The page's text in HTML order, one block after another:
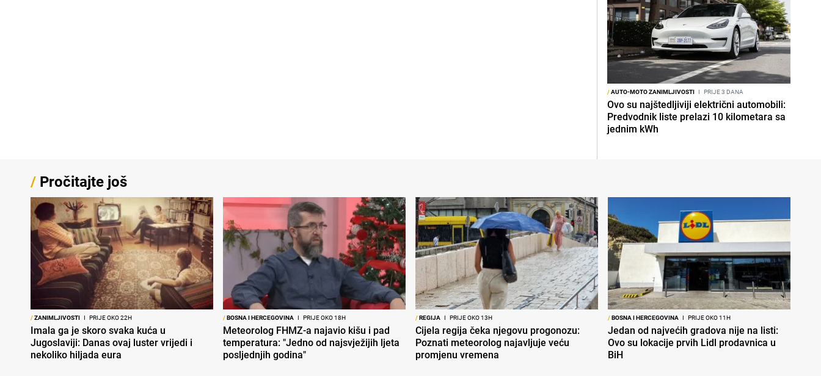
/AUTO-MOTO ZANIMLJIVOSTI I PRIJE 3 DANA
Ovo su najštedljiviji električni automobili:
Predvodnik liste prelazi 10 kilometara sa
jednim kWh
/ Pročitajte još
/ZANIMLJIVOSTI I PRIJE OKO 22H
Imala ga je skoro svaka kuća u
Jugoslaviji: Danas ovaj luster vrijedi i
nekoliko hiljada eura
/BOSNA I HERCEGOVINA I PRIJE OKO 18H
Meteorolog FHMZ-a najavio kišu i pad
temperatura: "Jedno od najsvježijih ljeta
posljednjih godina"
/REGIJA I PRIJE OKO 13H
Cijela regija čeka njegovu progonozu:
Poznati meteorolog najavljuje veću
promjenu vremena
/BOSNA I HERCEGOVINA I PRIJE OKO 11H
Jedan od najvećih gradova nije na listi:
Ovo su lokacije prvih Lidl prodavnica u
BiH